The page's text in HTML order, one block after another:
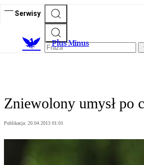
Serwisy
Plus Minus
Zniewolony umysł po
Publikacja: 20.04.2013 01:01